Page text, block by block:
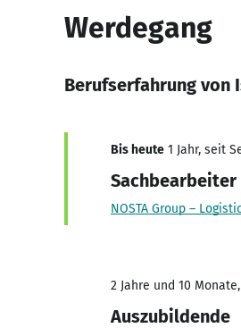
Werdegang
Berufserfahrung von
Bis heute 1 Jahr, seit
NOSTA Group –
2 Jahre und 10
Auszubildende